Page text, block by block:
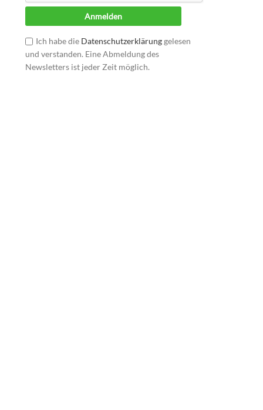
Ich habe die Datenschutzerklärunggelesen
und verstanden. Eine Abmeldung des
Newsletters ist jeder Zeit möglich.